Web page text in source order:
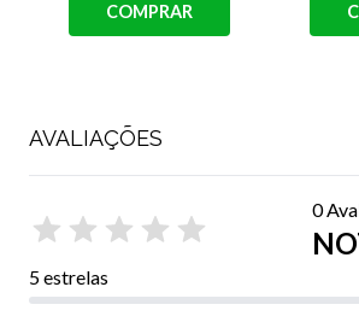
COMPRAR
AVALIAÇÕES
0
5 estrelas